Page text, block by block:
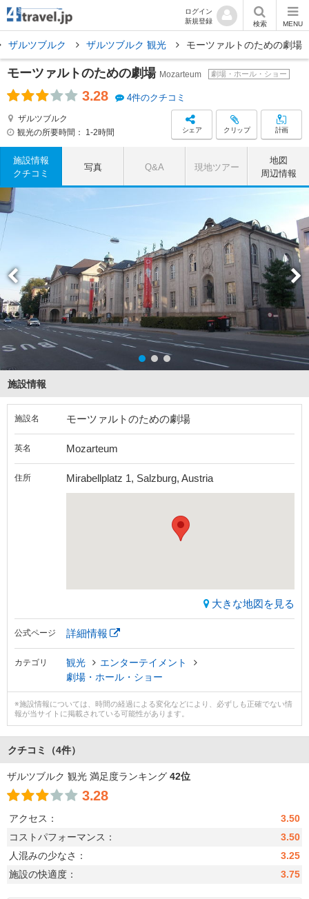
ログイン
新規登録
検索 MENU
ザルツブルク ザルツブルク 観光 モーツァルトのための劇場
モーツァルトのための劇場 Mozarteum 劇場・ホール・ショー
3.28 4件のクチコミ
ザルツブルク
観光の所要時間：
1-2時間 シェア クリップ 計画
施設情報
クチコミ
写真 Q&A 現地ツアー
地図
周辺情報
施設情報
施設名 モーツァルトのための劇場
英名 Mozarteum
住所 Mirabellplatz 1, Salzburg, Austria
大きな地図を見る
公式ページ 詳細情報
カテゴリ 観光
エンターテイメント
劇場・ホール・ショー
※施設情報については、時間の経過による変化などにより、必ずしも正確でない情
報が当サイトに掲載されている可能性があります。
クチコミ （4件）
ザルツブルク 観光 満足度ランキング 42位
3.28
アクセス：
3.50
コストパフォーマンス：
3.50
人混みの少なさ：
3.25
施設の快適度：
3.75